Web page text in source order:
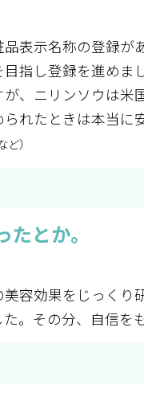
表示名称の登録
指し登録を進めま
、ニリンソウは
れたときは本当に
）
とか。
容効果をじっく
。その分、自信を